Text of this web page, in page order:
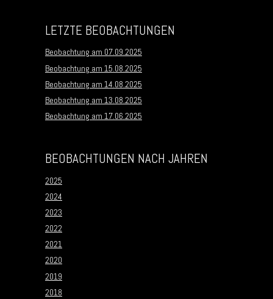
LETZTE BEOBACHTUNGEN
Beobachtung am 07.09.2025
Beobachtung am 15.08.2025
Beobachtung am 14.08.2025
Beobachtung am 13.08.2025
Beobachtung am 17.06.2025
BEOBACHTUNGEN NACH JAHREN
2025
2024
2023
2022
2021
2020
2019
2018